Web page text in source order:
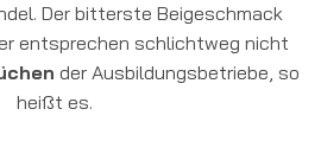
Der bitterste Beigeschmack
entsprechen schlichtweg nicht
der Ausbildungsbetriebe, so
heißt es.